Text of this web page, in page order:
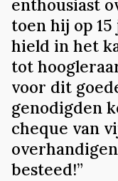
enthousiast
toen hij op
hield in het
tot
voor dit
genodigden
cheque van
besteed!”